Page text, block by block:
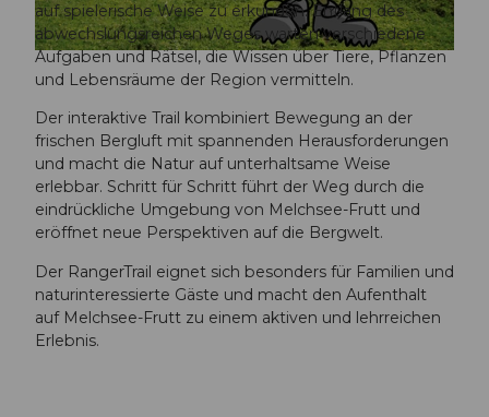
R
a
n
g
e
r
-
P
l
a
k
a
t
auf spielerische Weise zu erkunden. Entlang des
abwechslungsreichen Weges warten verschiedene
Aufgaben und Rätsel, die Wissen über Tiere, Pflanzen
und Lebensräume der Region vermitteln.
Der interaktive Trail kombiniert Bewegung an der
frischen Bergluft mit spannenden Herausforderungen
und macht die Natur auf unterhaltsame Weise
erlebbar. Schritt für Schritt führt der Weg durch die
eindrückliche Umgebung von Melchsee-Frutt und
eröffnet neue Perspektiven auf die Bergwelt.
Der RangerTrail eignet sich besonders für Familien und
naturinteressierte Gäste und macht den Aufenthalt
auf Melchsee-Frutt zu einem aktiven und lehrreichen
Erlebnis.